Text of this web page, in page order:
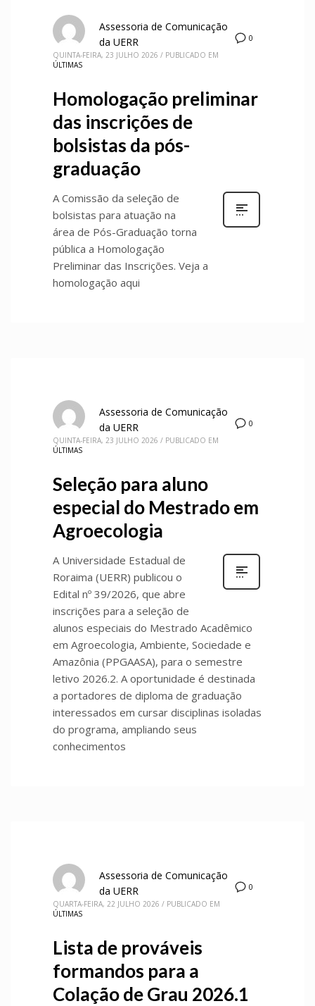
0
Assessoria de Comunicação
da UERR
QUINTA-FEIRA, 23 JULHO 2026 / PUBLICADO EM
ÚLTIMAS
Homologação preliminar
das inscrições de
bolsistas da pós-
graduação
A Comissão da seleção de
bolsistas para atuação na
área de Pós-Graduação torna
pública a Homologação
Preliminar das Inscrições. Veja a
homologação aqui
0
Assessoria de Comunicação
da UERR
QUINTA-FEIRA, 23 JULHO 2026 / PUBLICADO EM
ÚLTIMAS
Seleção para aluno
especial do Mestrado em
Agroecologia
A Universidade Estadual de
Roraima (UERR) publicou o
Edital nº 39/2026, que abre
inscrições para a seleção de
alunos especiais do Mestrado Acadêmico
em Agroecologia, Ambiente, Sociedade e
Amazônia (PPGAASA), para o semestre
letivo 2026.2. A oportunidade é destinada
a portadores de diploma de graduação
interessados em cursar disciplinas isoladas
do programa, ampliando seus
conhecimentos
0
Assessoria de Comunicação
da UERR
QUARTA-FEIRA, 22 JULHO 2026 / PUBLICADO EM
ÚLTIMAS
Lista de prováveis
formandos para a
Colação de Grau 2026.1